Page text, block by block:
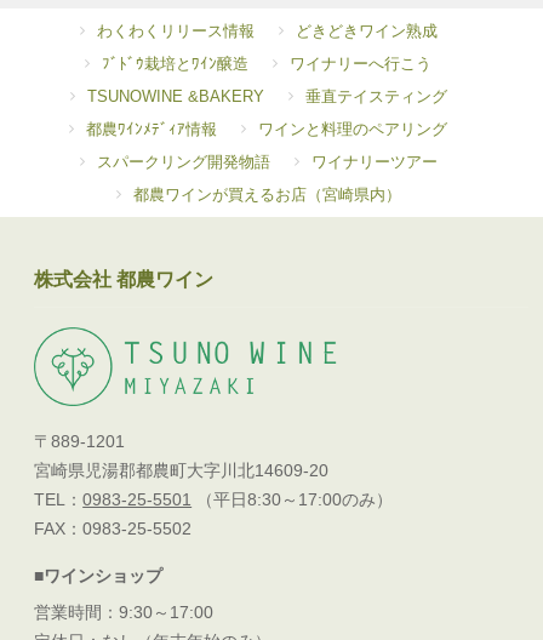
わくわくリリース情報
どきどきワイン熟成
ﾌﾞﾄﾞｳ栽培とﾜｲﾝ醸造
ワイナリーへ行こう
TSUNOWINE &BAKERY
垂直テイスティング
都農ﾜｲﾝﾒﾃﾞｨｱ情報
ワインと料理のペアリング
スパークリング開発物語
ワイナリーツアー
都農ワインが買えるお店（宮崎県内）
株式会社 都農ワイン
〒889-1201
宮崎県児湯郡都農町大字川北14609-20
TEL：0983-25-5501 （平日8:30～17:00のみ）
FAX：0983-25-5502
■ワインショップ
営業時間：9:30～17:00